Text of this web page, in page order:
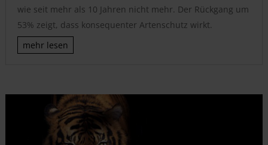
wie seit mehr als 10 Jahren nicht mehr. Der Rückgang um
53% zeigt, dass konsequenter Artenschutz wirkt.
mehr lesen